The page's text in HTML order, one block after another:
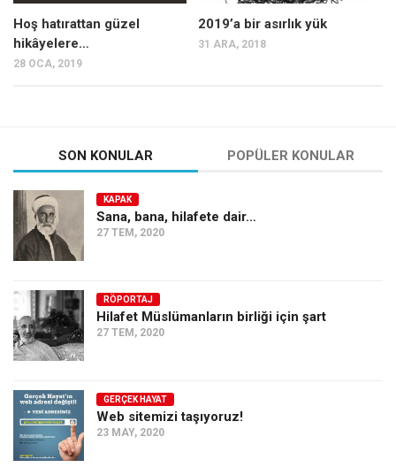
Hoş hatırattan güzel
hikâyelere…
28 OCA, 2019
2019’a bir asırlık yük
31 ARA, 2018
SON KONULAR POPÜLER KONULAR
KAPAK
Sana, bana, hilafete dair…
27 TEM, 2020
RÖPORTAJ
Hilafet Müslümanların birliği için şart
27 TEM, 2020
GERÇEK HAYAT
Web sitemizi taşıyoruz!
23 MAY, 2020